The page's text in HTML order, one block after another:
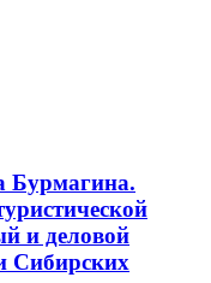
и деловой
Сибирских